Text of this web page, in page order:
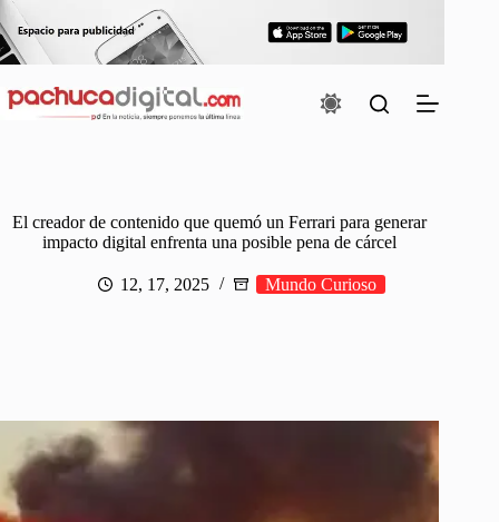
Saltar
al
contenido
El creador de contenido que quemó un Ferrari para generar
impacto digital enfrenta una posible pena de cárcel
12, 17, 2025 Mundo Curioso